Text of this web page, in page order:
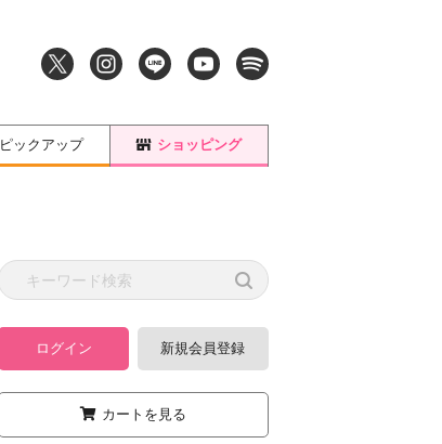
ピックアップ ショッピング
ログイン 新規会員登録
カートを見る